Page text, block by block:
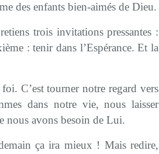
des enfants bien-aimés de Dieu.
trois invitations pressantes :
: tenir dans l’Espérance. Et la
C’est tourner notre regard vers
dans notre vie, nous laisser
nous avons besoin de Lui.
ça ira mieux ! Mais redire,